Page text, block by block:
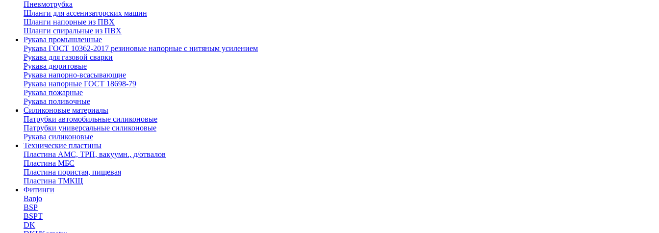
Пневмотрубка
Шланги для ассенизаторских машин
Шланги напорные из ПВХ
Шланги спиральные из ПВХ
Рукава промышленные
Рукава ГОСТ 10362-2017 резиновые напорные с нитяным усилением
Рукава для газовой сварки
Рукава дюритовые
Рукава напорно-всасывающие
Рукава напорные ГОСТ 18698-79
Рукава пожарные
Рукава поливочные
Силиконовые материалы
Патрубки автомобильные силиконовые
Патрубки универсальные силиконовые
Рукава силиконовые
Технические пластины
Пластина АМС, ТРП, вакуумн., д/отвалов
Пластина МБС
Пластина пористая, пищевая
Пластина ТМКЩ
Фитинги
Banjo
BSP
BSPT
DK